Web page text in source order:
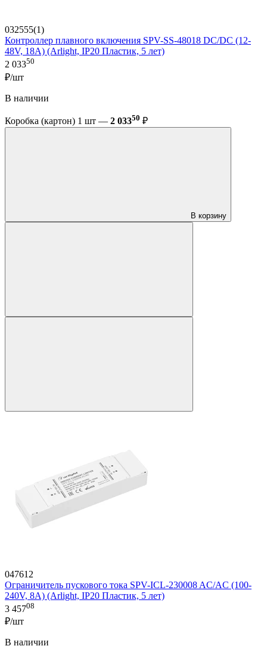
032555(1)
Контроллер плавного включения SPV-SS-48018 DC/DC (12-
48V, 18A) (Arlight, IP20 Пластик, 5 лет)
2 03350
₽/шт
В наличии
Коробка (картон) 1 шт — 2 03350 ₽
В корзину
047612
Ограничитель пускового тока SPV-ICL-230008 AC/AC (100-
240V, 8A) (Arlight, IP20 Пластик, 5 лет)
3 45708
₽/шт
В наличии